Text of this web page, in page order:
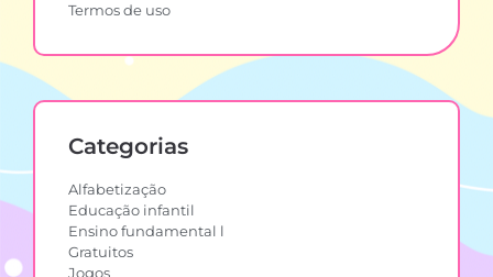
Termos de uso
Categorias
Alfabetização
Educação infantil
Ensino fundamental l
Gratuitos
Jogos